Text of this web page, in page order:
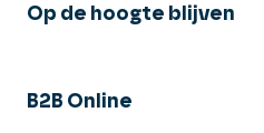
B2B Online
Op de hoogte blijven